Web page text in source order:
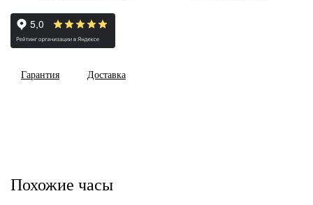
Гарантия Доставка
Похожие часы